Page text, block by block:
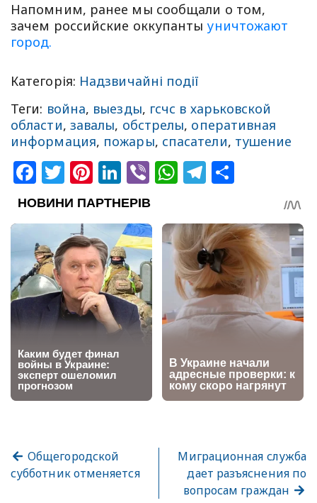
Напомним, ранее мы сообщали о том,
зачем российские оккупанты уничтожают
город.
Категорія: Надзвичайні події
Теги: война, выезды, гсчс в харьковской
области, завалы, обстрелы, оперативная
информация, пожары, спасатели, тушение
Facebook
Twitter
Pinterest
LinkedIn
ViberWhatsApp
Telegram
Общегородской
субботник отменяется
Миграционная служба
дает разъяснения по
вопросам граждан